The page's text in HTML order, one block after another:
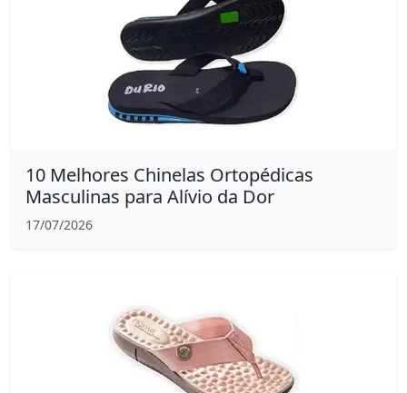
10 Melhores Chinelas Ortopédicas
Masculinas para Alívio da Dor
17/07/2026